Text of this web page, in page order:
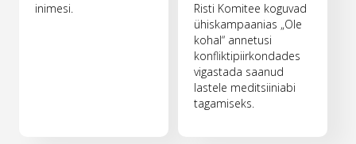
inimesi.
Risti Komitee koguvad
ühiskampaanias „Ole
kohal“ annetusi
konfliktipiirkondades
vigastada saanud
lastele meditsiiniabi
tagamiseks.